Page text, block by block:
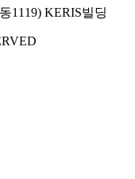
1119) KERIS빌딩